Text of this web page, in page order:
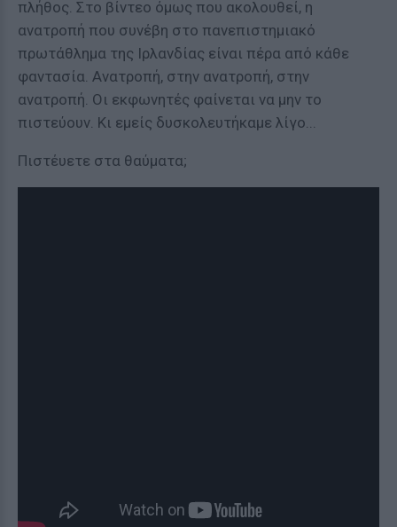
πλήθος. Στο βίντεο όμως που ακολουθεί, η
ανατροπή που συνέβη στο πανεπιστημιακό
πρωτάθλημα της Ιρλανδίας είναι πέρα από κάθε
φαντασία. Ανατροπή, στην ανατροπή, στην
ανατροπή. Οι εκφωνητές φαίνεται να μην το
πιστεύουν. Κι εμείς δυσκολευτήκαμε λίγο...
Πιστέυετε στα θαύματα;